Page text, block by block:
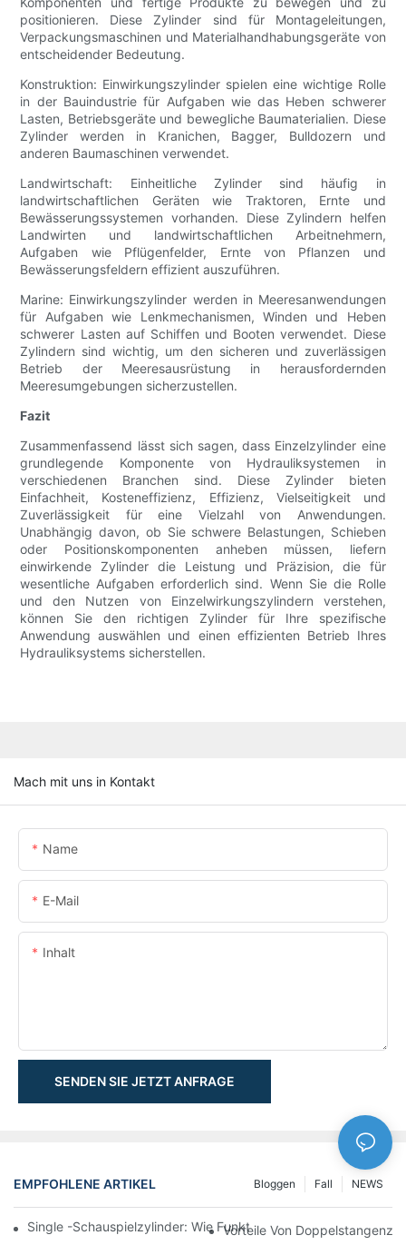
positionieren. Diese Zylinder sind für Montageleitungen,
Verpackungsmaschinen und Materialhandhabungsgeräte von
entscheidender Bedeutung.
Konstruktion: Einwirkungszylinder spielen eine wichtige Rolle
in der Bauindustrie für Aufgaben wie das Heben schwerer
Lasten, Betriebsgeräte und bewegliche Baumaterialien. Diese
Zylinder werden in Kranichen, Bagger, Bulldozern und
anderen Baumaschinen verwendet.
Landwirtschaft: Einheitliche Zylinder sind häufig in
landwirtschaftlichen Geräten wie Traktoren, Ernte und
Bewässerungssystemen vorhanden. Diese Zylindern helfen
Landwirten und landwirtschaftlichen Arbeitnehmern,
Aufgaben wie Pflügenfelder, Ernte von Pflanzen und
Bewässerungsfeldern effizient auszuführen.
Marine: Einwirkungszylinder werden in Meeresanwendungen
für Aufgaben wie Lenkmechanismen, Winden und Heben
schwerer Lasten auf Schiffen und Booten verwendet. Diese
Zylindern sind wichtig, um den sicheren und zuverlässigen
Betrieb der Meeresausrüstung in herausfordernden
Meeresumgebungen sicherzustellen.
Fazit
Zusammenfassend lässt sich sagen, dass Einzelzylinder eine
grundlegende Komponente von Hydrauliksystemen in
verschiedenen Branchen sind. Diese Zylinder bieten
Einfachheit, Kosteneffizienz, Effizienz, Vielseitigkeit und
Zuverlässigkeit für eine Vielzahl von Anwendungen.
Unabhängig davon, ob Sie schwere Belastungen, Schieben
oder Positionskomponenten anheben müssen, liefern
einwirkende Zylinder die Leistung und Präzision, die für
wesentliche Aufgaben erforderlich sind. Wenn Sie die Rolle
und den Nutzen von Einzelwirkungszylindern verstehen,
können Sie den richtigen Zylinder für Ihre spezifische
Anwendung auswählen und einen effizienten Betrieb Ihres
Hydrauliksystems sicherstellen.
Mach mit uns in Kontakt
Name
E-Mail
Inhalt
SENDEN SIE JETZT ANFRAGE
EMPFOHLENE ARTIKEL NEWS
Fall
Bloggen
Single -Schauspielzylinder: Wie Funktioniert Es & Gemeinsame
Vorteile Von